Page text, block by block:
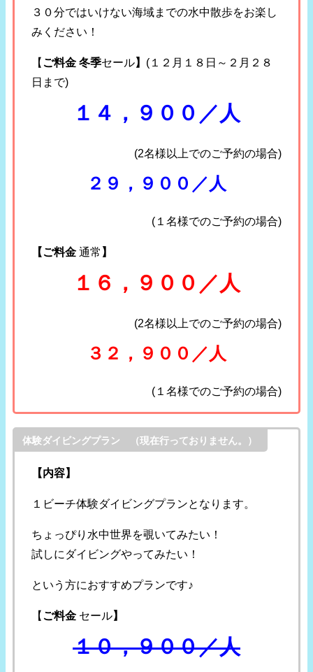
３０分ではいけない海域までの水中散歩をお楽し
みください！
【 ご料金 冬季セール】 (１２月１８日～２月２８
日まで)
１４，９００／人
(2名様以上でのご予約の場合)
２９，９００／人
(１名様でのご予約の場合)
【ご料金 通常 】
１６，９００／人
(2名様以上でのご予約の場合)
３２，９００／人
(１名様でのご予約の場合)
体験ダイビングプラン （現在行っておりません。）
【内容】
１ビーチ体験ダイビングプランとなります。
ちょっぴり水中世界を覗いてみたい！
試しにダイビングやってみたい！
という方におすすめプランです♪
【 ご料金 セール】
１０，９００／人